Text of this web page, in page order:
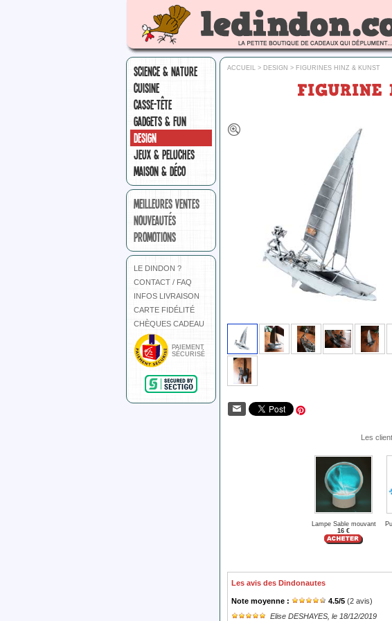
SCIENCE & NATURE
CUISINE
CASSE-TÊTE
GADGETS & FUN
DESIGN
JEUX & PELUCHES
MAISON & DÉCO
MEILLEURES VENTES
NOUVEAUTÉS
PROMOTIONS
LE DINDON ?
CONTACT / FAQ
INFOS LIVRAISON
CARTE FIDÉLITÉ
CHÈQUES CADEAU
PAIEMENT
SÉCURISÉ
ACCUEIL > DESIGN > FIGURINES HINZ & KUNST
FIGURINE
Les
Lampe Sable mouvant
16 €
Les avis des Dindonautes
Note moyenne : 4.5/5 (2 avis)
Elise DESHAYES , le 18/12/2019